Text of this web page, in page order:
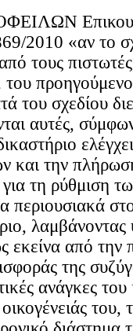
2010 «αν το
τους
του σχεδίου
αυτές,
και την
τη ρύθμιση
εκείνα από την
της
ανάγκες του
του,